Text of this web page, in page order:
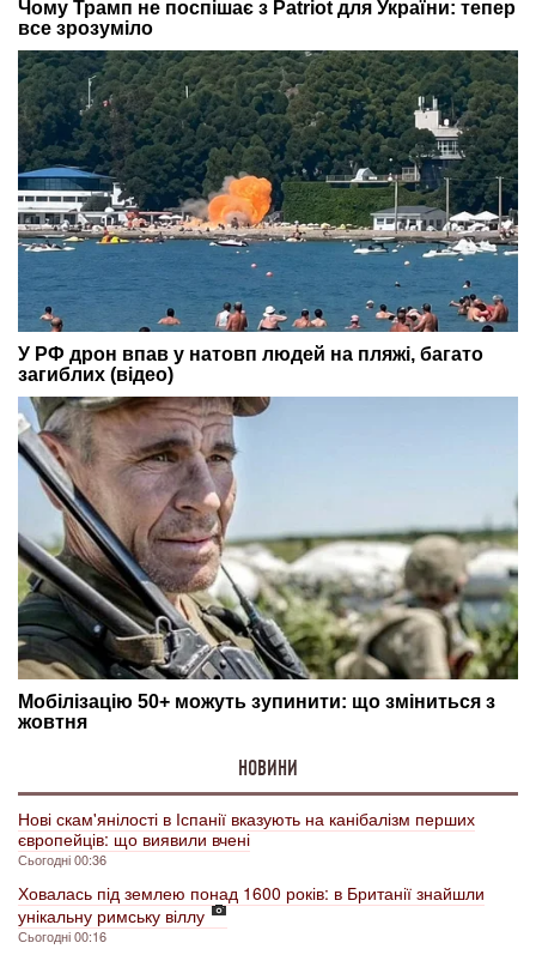
НОВИНИ
Нові скам'янілості в Іспанії вказують на канібалізм перших
європейців: що виявили вчені
Сьогодні 00:36
Ховалась під землею понад 1600 років: в Британії знайшли
унікальну римську віллу
Сьогодні 00:16